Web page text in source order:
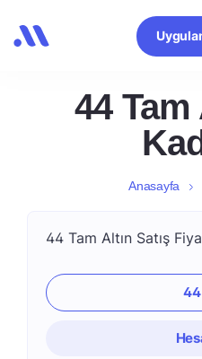
44 Tam
Anasayfa
44 Tam Altın Satış